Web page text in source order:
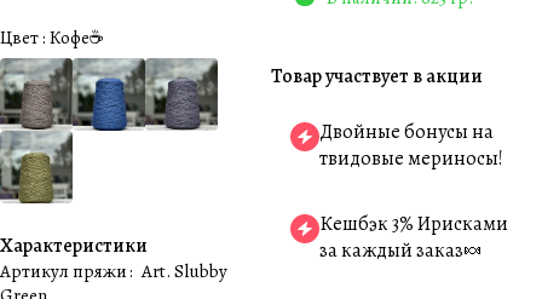
Цвет : Кофе☕️
Характеристики
Артикул пряжи: Art. Slubby
Товар участвует в акции
Двойные бонусы на
твидовые мериносы!
Кешбэк 3% Ирисками
за каждый заказ🍬